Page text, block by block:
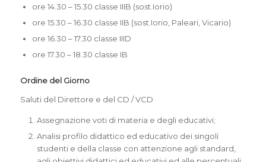
ore 14.30 – 15.30 classe IIIB (sost.Iorio)
ore 15.30 – 16.30 classe IIB (sost.Iorio, Paleari, Vicario)
ore 16.30 – 17.30 classe IIID
ore 17.30 – 18.30 classe IB
Ordine del Giorno
Saluti del Direttore e del CD / VCD
Assegnazione voti di materia e degli educativi;
Analisi profilo didattico ed educativo dei singoli
studenti e della classe con attenzione agli standard,